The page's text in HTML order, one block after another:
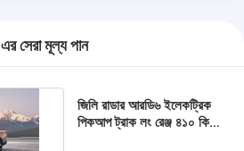
এর সেরা মূল্য পান
জিলি রাডার আরডি৬ ইলেকট্রিক
পিকআপ ট্রাক লং রেঞ্জ ৪১০ কিমি